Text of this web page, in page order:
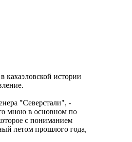
кахаэловской истории
"Северстали", -
мною в основном по
с пониманием
летом прошлого года,